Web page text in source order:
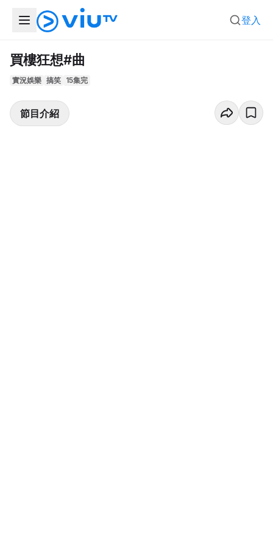
登入
買樓狂想#曲
實況娛樂 搞笑 15集完
節目介紹